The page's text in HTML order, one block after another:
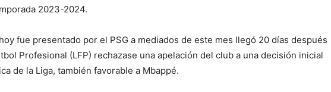
2023-2024.
fue presentado por el PSG a mediados de este mes llegó 20 días después
Profesional (LFP) rechazase una apelación del club a una decisión inicial
de la Liga, también favorable a Mbappé.